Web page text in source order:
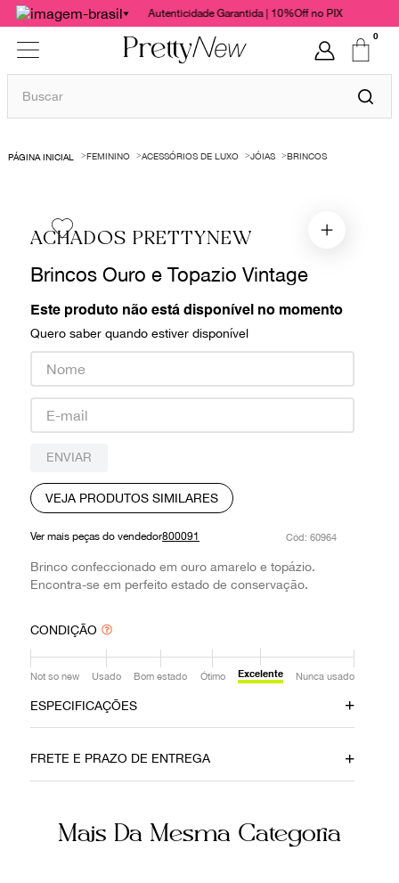
Autenticidade Garantida | 10%Off no PIX
0
Buscar
FEMININO ACESSÓRIOS DE LUXO JÓIAS BRINCOS
ACHADOS PRETTYNEW
Brincos Ouro e Topazio Vintage
Este produto não está disponível no momento
Quero saber quando estiver disponível
ENVIAR
VEJA PRODUTOS SIMILARES
Ver mais peças do vendedor800091 : 60964
Brinco confeccionado em ouro amarelo e topázio.
Encontra-se em perfeito estado de conservação.
CONDIÇÃO
Not so new Usado Bom estado Ótimo Excelente Nunca usado
ESPECIFICAÇÕES
30092019 Ouro
Dourado Caixa
FRETE E PRAZO DE ENTREGA
Mais Da Mesma Categoria
1º
bolsas
chanel
valentino
paula raia
burberry
prada